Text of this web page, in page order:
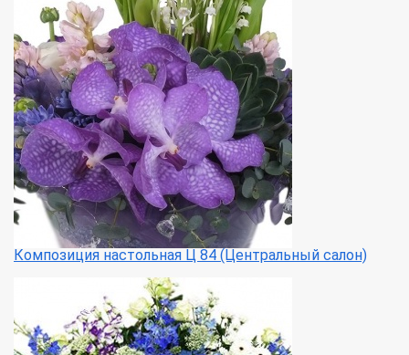
Композиция настольная Ц 84 (Центральный салон)